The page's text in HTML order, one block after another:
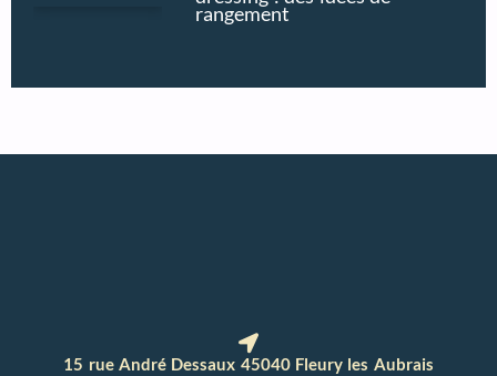
rangement
15 rue André Dessaux 45040 Fleury les Aubrais